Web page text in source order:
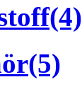
(4)
(5)